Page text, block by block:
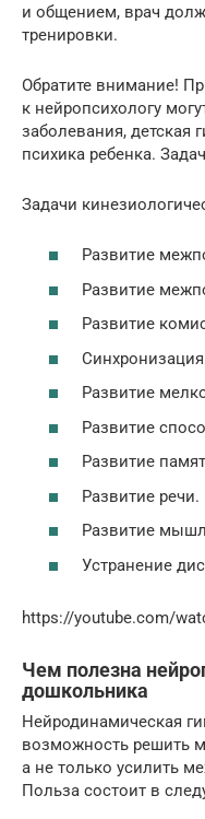
и общением, врач
тренировки.
Обратите внимание!
к нейропсихологу
заболевания, детская
психика ребенка.
Задачи
Развитие
Развитие
Развитие
Развитие
Развитие
Развитие
Развитие речи.
Развитие
Устранение
https://youtube.com/
Чем полезна
дошкольника
Нейродинамическая
возможность решить
а не только усилить
Польза состоит в